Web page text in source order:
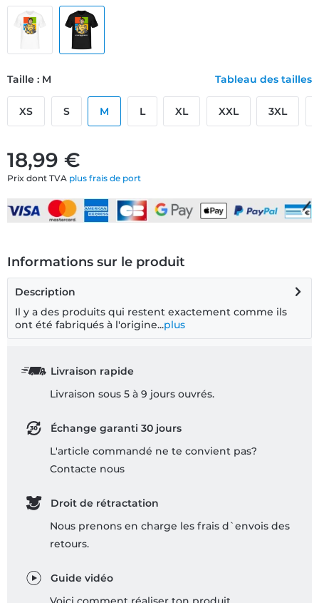
18,99 €
Prix dont TVA plus frais de port
Taille : M Tableau des tailles
XS S M L XL XXL 3XL
Informations sur le produit
Description
Il y a des produits qui restent exactement comme ils
ont été fabriqués à l'origine...plus
Livraison rapide
Livraison sous 5 à 9 jours ouvrés.
Échange garanti 30 jours
L'article commandé ne te convient pas?
Contacte nous
Droit de rétractation
Nous prenons en charge les frais d`envois des
retours.
Guide vidéo